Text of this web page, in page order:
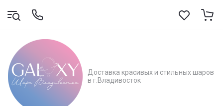
Доставка красивых и стильных шаров
в г.Владивосток